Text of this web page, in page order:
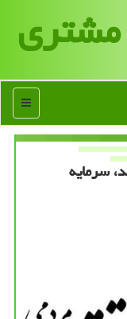
مشتری
منو
سرمایه